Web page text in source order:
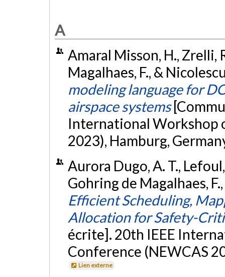
A
Amaral Misson, H., Zrelli,
Magalhaes, F., &
modeling language for
airspace systems
International Workshop
2023), Hamburg,
Aurora Dugo, A. T.,
Gohring de Magalhaes,
Efficient Scheduling,
Allocation for Safety-
écrite]. 20th IEEE
Conference (NEWCAS
Lien externe